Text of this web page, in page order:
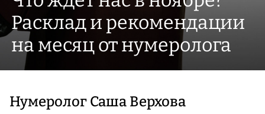
Расклад и рекомендации
на месяц от нумеролога
Нумеролог Саша Верхова